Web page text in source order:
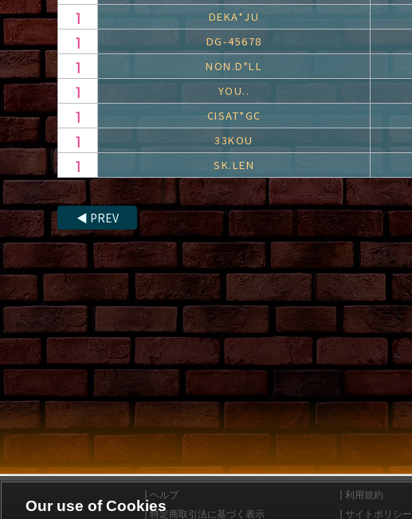
DEKA*JU
DG-45678
NON.D*LL
YOU..
CISAT*GC
33KOU
SK.LEN
◀ PREV
ヘルプ 利用規約
特定商取引法に基づく表示
サイトポリシー
Our use of Cookies